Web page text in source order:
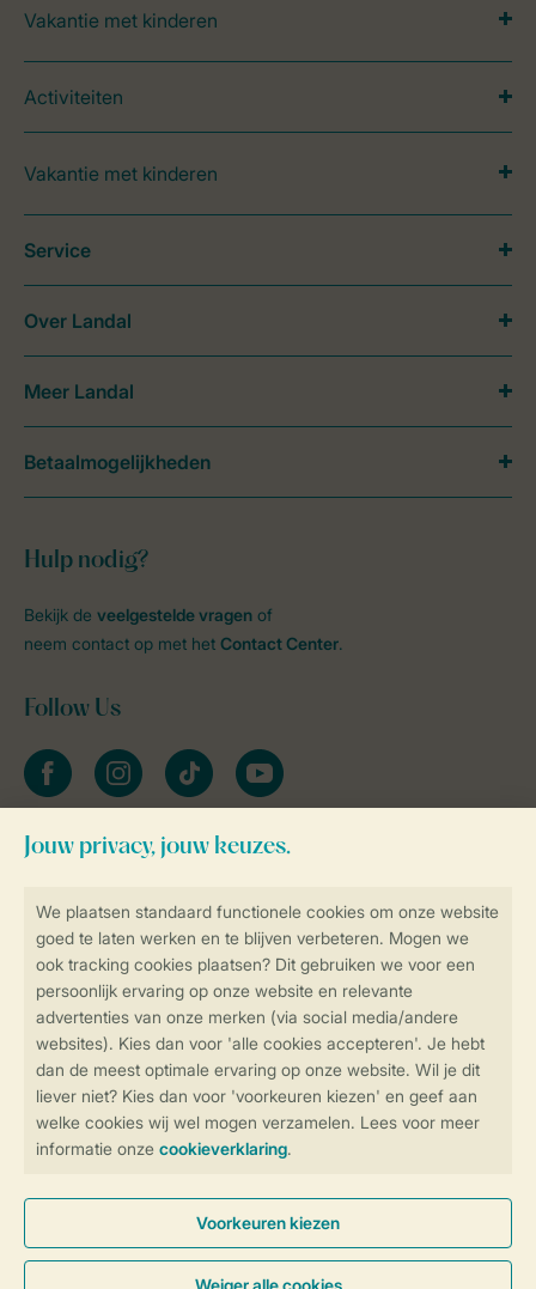
Controle over jouw gegevens &
Instellingen wijzigen
Veilig en snel online boeken
Veilige gegevensoverdracht
Veilige betaling
Vakantie met kinderen
Activiteiten
Vakantie met kinderen
Hulp nodig?
Bekijk de veelgestelde vragen of
neem contact op met het Contact Center.
Follow Us
facebookinstagramtiktok youtube
Blijf op de hoogte
Service
Over Landal
Meer Landal
Betaalmogelijkheden